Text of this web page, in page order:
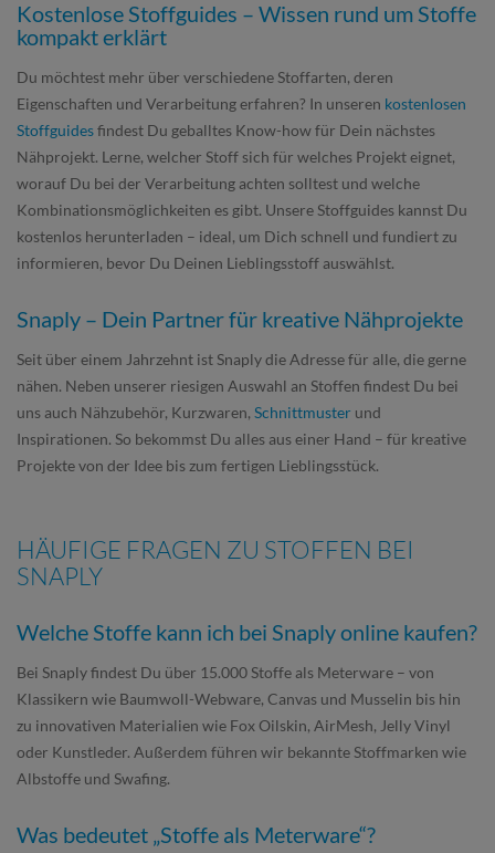
Kostenlose Stoffguides – Wissen rund um Stoffe
kompakt erklärt
Du möchtest mehr über verschiedene Stoffarten, deren
Eigenschaften und Verarbeitung erfahren? In unseren kostenlosen
Stoffguidesfindest Du geballtes Know-how für Dein nächstes
Nähprojekt. Lerne, welcher Stoff sich für welches Projekt eignet,
worauf Du bei der Verarbeitung achten solltest und welche
Kombinationsmöglichkeiten es gibt. Unsere Stoffguides kannst Du
kostenlos herunterladen – ideal, um Dich schnell und fundiert zu
informieren, bevor Du Deinen Lieblingsstoff auswählst.
Snaply – Dein Partner für kreative Nähprojekte
Seit über einem Jahrzehnt ist Snaply die Adresse für alle, die gerne
nähen. Neben unserer riesigen Auswahl an Stoffen findest Du bei
uns auch Nähzubehör, Kurzwaren, Schnittmuster und
Inspirationen. So bekommst Du alles aus einer Hand – für kreative
Projekte von der Idee bis zum fertigen Lieblingsstück.
HÄUFIGE FRAGEN ZU STOFFEN BEI
SNAPLY
Welche Stoffe kann ich bei Snaply online kaufen?
Bei Snaply findest Du über 15.000 Stoffe als Meterware – von
Klassikern wie Baumwoll-Webware, Canvas und Musselin bis hin
zu innovativen Materialien wie Fox Oilskin, AirMesh, Jelly Vinyl
oder Kunstleder. Außerdem führen wir bekannte Stoffmarken wie
Albstoffe und Swafing.
Was bedeutet „Stoffe als Meterware“?